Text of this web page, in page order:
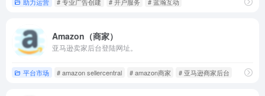
Amazon（商家）
亚马逊卖家后台登陆网址。
平台市场 # amazon sellercentral # amazon商家 # 亚马逊商家后台